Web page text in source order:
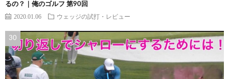
るの？｜俺のゴルフ 第90回
2020.01.06 ウェッジの試打・レビュー